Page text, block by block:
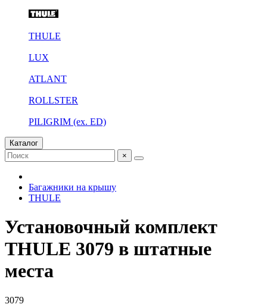
THULE
LUX
ATLANT
ROLLSTER
PILIGRIM (ex. ED)
Каталог
×
Багажники на крышу
THULE
Установочный комплект
THULE 3079 в штатные
места
3079